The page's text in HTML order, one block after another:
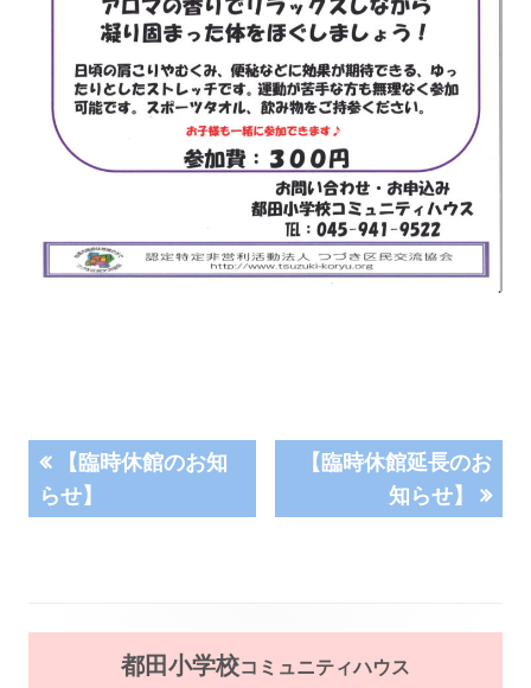
投
稿
前
の
記
【臨時休館のお知
らせ】
次
記
【臨時休館延長のお
知らせ】
都田小学校コミュニティハウス